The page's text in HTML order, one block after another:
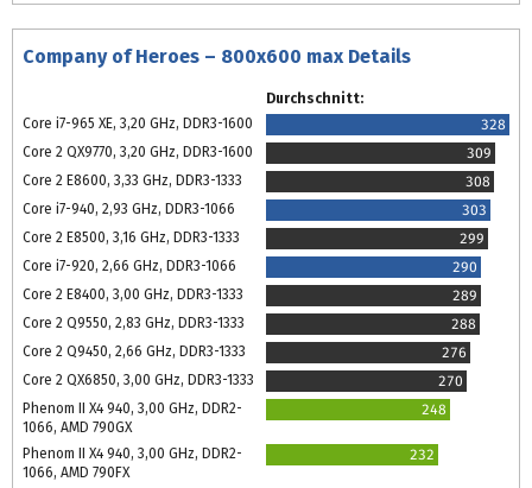
Company of Heroes – 800x600 max Details
Durchschnitt:
Core i7-965 XE, 3,20 GHz, DDR3-1600
328
Core 2 QX9770, 3,20 GHz, DDR3-1600
309
Core 2 E8600, 3,33 GHz, DDR3-1333
308
Core i7-940, 2,93 GHz, DDR3-1066
303
Core 2 E8500, 3,16 GHz, DDR3-1333
299
Core i7-920, 2,66 GHz, DDR3-1066
290
Core 2 E8400, 3,00 GHz, DDR3-1333
289
Core 2 Q9550, 2,83 GHz, DDR3-1333
288
Core 2 Q9450, 2,66 GHz, DDR3-1333
276
Core 2 QX6850, 3,00 GHz, DDR3-1333
270
Phenom II X4 940, 3,00 GHz, DDR2-
1066, AMD 790GX
248
Phenom II X4 940, 3,00 GHz, DDR2-
1066, AMD 790FX
232